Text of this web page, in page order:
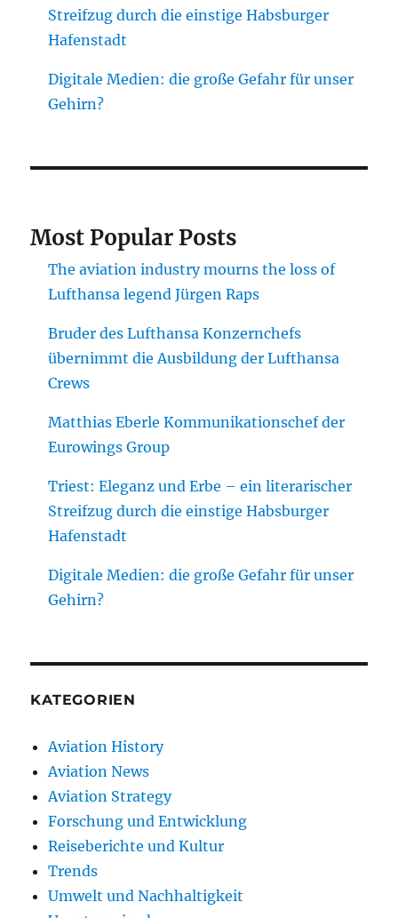
Streifzug durch die einstige Habsburger
Hafenstadt
Digitale Medien: die große Gefahr für unser
Gehirn?
Most Popular Posts
The aviation industry mourns the loss of
Lufthansa legend Jürgen Raps
Bruder des Lufthansa Konzernchefs
übernimmt die Ausbildung der Lufthansa
Crews
Matthias Eberle Kommunikationschef der
Eurowings Group
Triest: Eleganz und Erbe – ein literarischer
Streifzug durch die einstige Habsburger
Hafenstadt
Digitale Medien: die große Gefahr für unser
Gehirn?
KATEGORIEN
Aviation History
Aviation News
Aviation Strategy
Forschung und Entwicklung
Reiseberichte und Kultur
Trends
Umwelt und Nachhaltigkeit